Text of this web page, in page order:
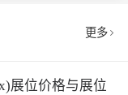
更多
展位价格与展位